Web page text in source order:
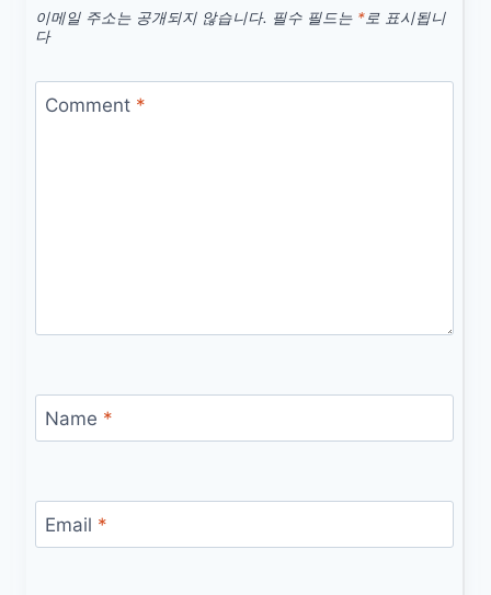
이메일 주소는 공개되지 않습니다. 필수 필드는 *로 표시됩니
다
Comment *
Name *
Email *